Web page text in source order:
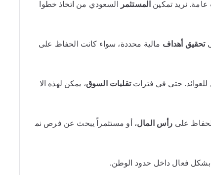
نريد تمكين المستثمر السعودي من اتخاذ خطوا
تحقيق أهداف مالية محددة، سواء كانت الحفاظ على
للعوائد. حتى في فتراتتقلبات السوق، يمكن لهذه الا
على رأس المال، أو مستثمراً يبحث عن فرص نم
بشكل فعال داخل حدود الوطن.